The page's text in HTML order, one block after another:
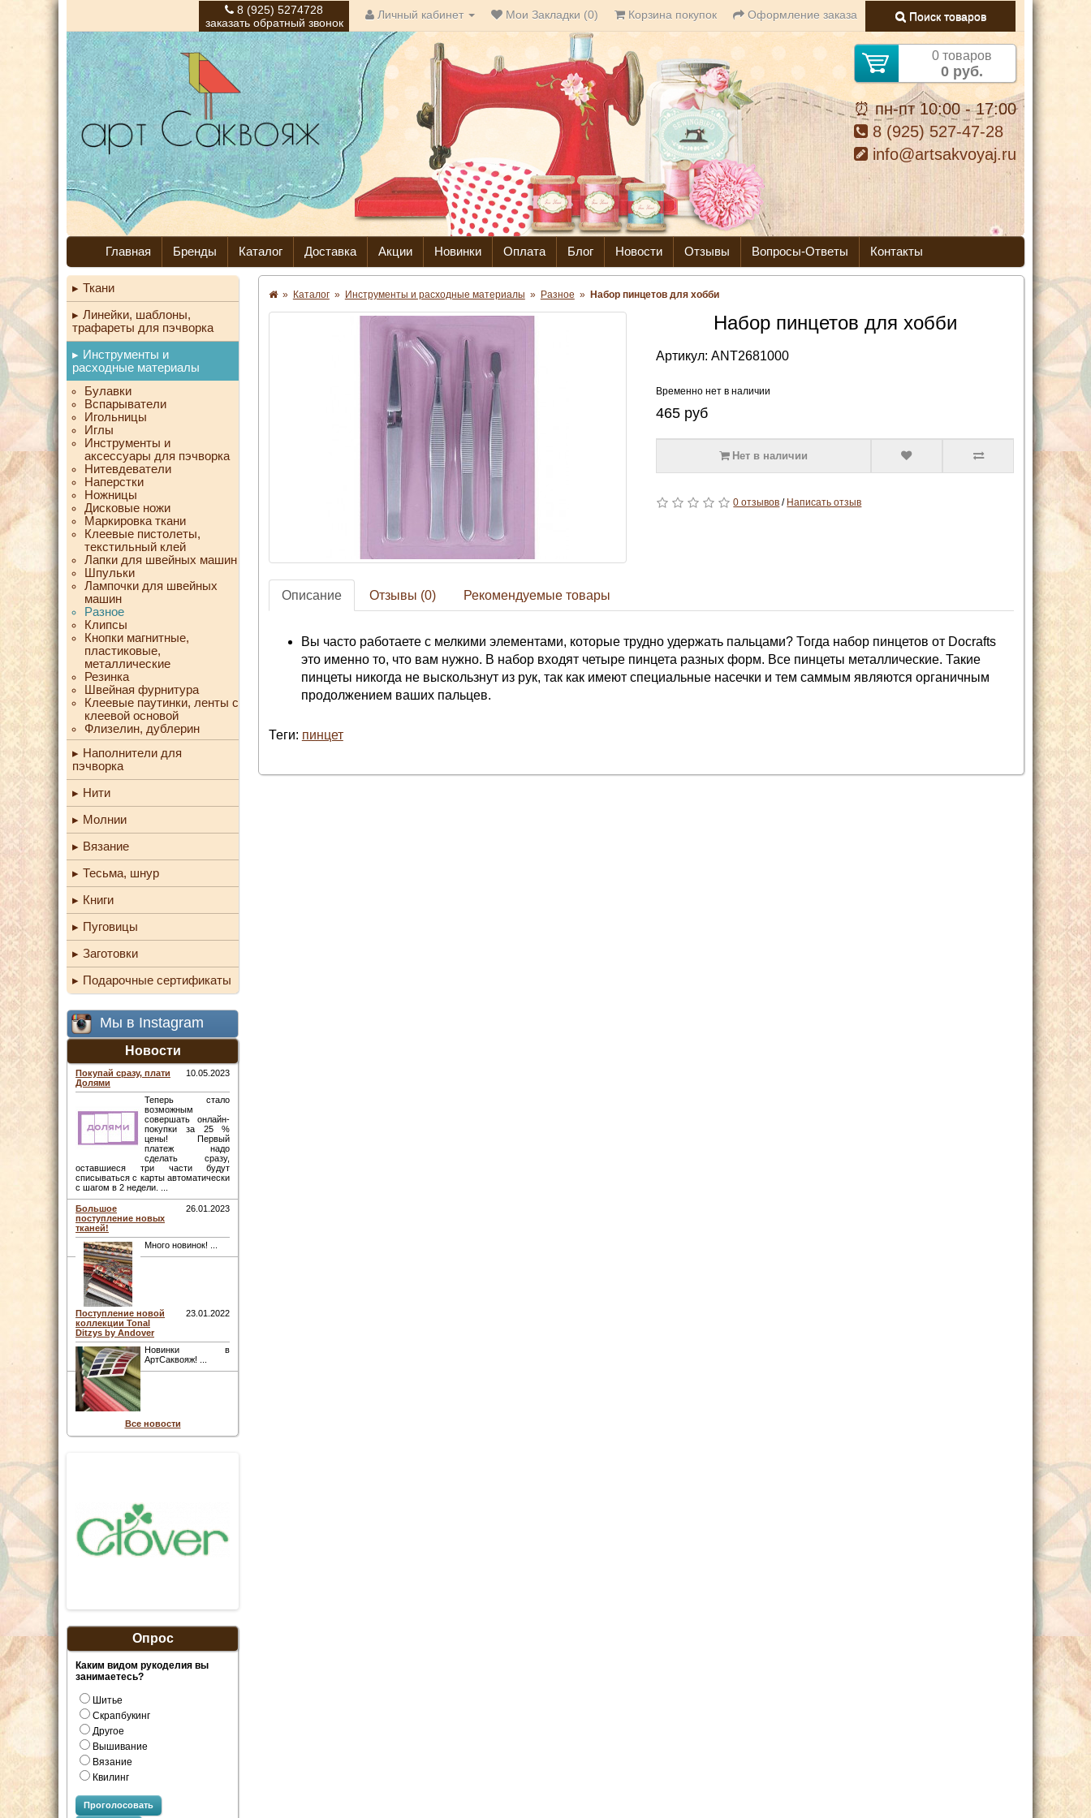
8 (925) 5274728
заказать обратный звонок
Личный кабинет Мои Закладки (0) Корзина покупок Оформление заказа Поиск товаров
0 товаров
0 руб.
⏰ пн-пт 10:00 - 17:00
8 (925) 527-47-28
info@artsakvoyaj.ru
Главная Бренды Каталог Доставка Акции Новинки Оплата Блог Новости Отзывы Вопросы-Ответы Контакты
Ткани
Линейки, шаблоны,
трафареты для пэчворка
Инструменты и
расходные материалы
Булавки
Вспарыватели
Игольницы
Иглы
Инструменты и
аксессуары для пэчворка
Нитевдеватели
Наперстки
Ножницы
Дисковые ножи
Маркировка ткани
Клеевые пистолеты,
текстильный клей
Лапки для швейных машин
Шпульки
Лампочки для швейных
машин
Разное
Клипсы
Кнопки магнитные,
пластиковые,
металлические
Резинка
Швейная фурнитура
Клеевые паутинки, ленты с
клеевой основой
Флизелин, дублерин
Наполнители для
пэчворка
Нити
Молнии
Вязание
Тесьма, шнур
Книги
Пуговицы
Заготовки
Подарочные сертификаты
Мы в Instagram
Новости
Покупай сразу, плати
Долями
10.05.2023
Теперь стало
возможным
совершать онлайн-
покупки за 25 %
цены! Первый
платеж надо
сделать сразу,
оставшиеся три части будут
списываться с карты автоматически
с шагом в 2 недели. ...
Большое
поступление новых
тканей!
26.01.2023
Много новинок! ...
Поступление новой
коллекции Tonal
Ditzys by Andover
23.01.2022
Новинки в
АртСаквояж! ...
Все новости
Опрос
Каким видом рукоделия вы
занимаетесь?
Шитье
Скрапбукинг
Другое
Вышивание
Вязание
Квилинг
Проголосовать
» Каталог » Инструменты и расходные материалы » Разное » Набор пинцетов для хобби
Набор пинцетов для хобби
Артикул:ANT2681000
Временно нет в наличии
465 руб
Нет в наличии
0 отзывов / Написать отзыв
Описание Отзывы (0) Рекомендуемые товары
Вы часто работаете с мелкими элементами, которые трудно удержать пальцами? Тогда набор пинцетов от Docrafts
это именно то, что вам нужно. В набор входят четыре пинцета разных форм. Все пинцеты металлические. Такие
пинцеты никогда не выскользнут из рук, так как имеют специальные насечки и тем саммым являются органичным
продолжением ваших пальцев.
Теги: пинцет